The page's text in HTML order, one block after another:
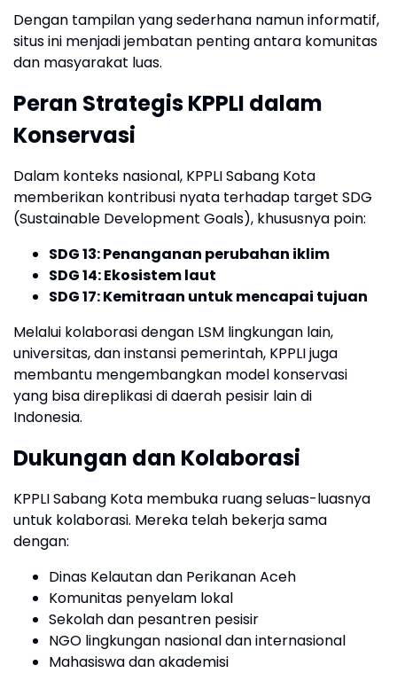
Dengan tampilan yang sederhana namun informatif,
situs ini menjadi jembatan penting antara komunitas
dan masyarakat luas.
Peran Strategis KPPLI dalam
Konservasi
Dalam konteks nasional, KPPLI Sabang Kota
memberikan kontribusi nyata terhadap target SDG
(Sustainable Development Goals), khususnya poin:
SDG 13: Penanganan perubahan iklim
SDG 14: Ekosistem laut
SDG 17: Kemitraan untuk mencapai tujuan
Melalui kolaborasi dengan LSM lingkungan lain,
universitas, dan instansi pemerintah, KPPLI juga
membantu mengembangkan model konservasi
yang bisa direplikasi di daerah pesisir lain di
Indonesia.
Dukungan dan Kolaborasi
KPPLI Sabang Kota membuka ruang seluas-luasnya
untuk kolaborasi. Mereka telah bekerja sama
dengan:
Dinas Kelautan dan Perikanan Aceh
Komunitas penyelam lokal
Sekolah dan pesantren pesisir
NGO lingkungan nasional dan internasional
Mahasiswa dan akademisi